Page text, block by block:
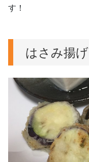
す！
はさみ揚げ